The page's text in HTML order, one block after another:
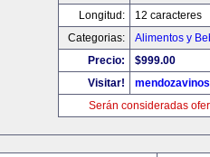
Longitud:
12 caracteres
Categorias:
Alimentos y
Precio:
$999.00
Visitar!
Serán consideradas